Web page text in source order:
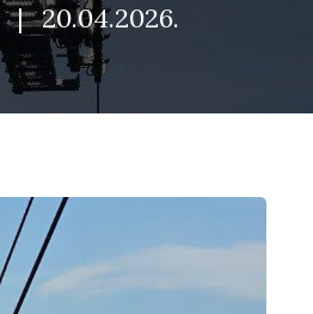
| 20.04.2026.